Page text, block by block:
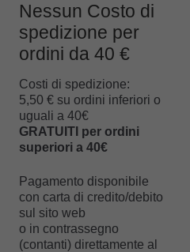
Nessun Costo di
spedizione per
ordini da 40 €
Costi di spedizione:
5,50 € su ordini inferiori o
uguali a 40€
GRATUITI per ordini
superiori a 40€
Pagamento disponibile
con carta di credito/debito
sul sito web
o in contrassegno
(contanti) direttamente al